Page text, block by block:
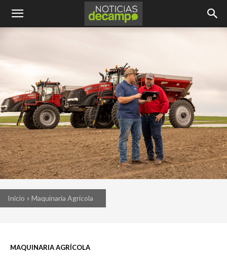
Inicio Maquinaria Agrícola
MAQUINARIA AGRÍCOLA